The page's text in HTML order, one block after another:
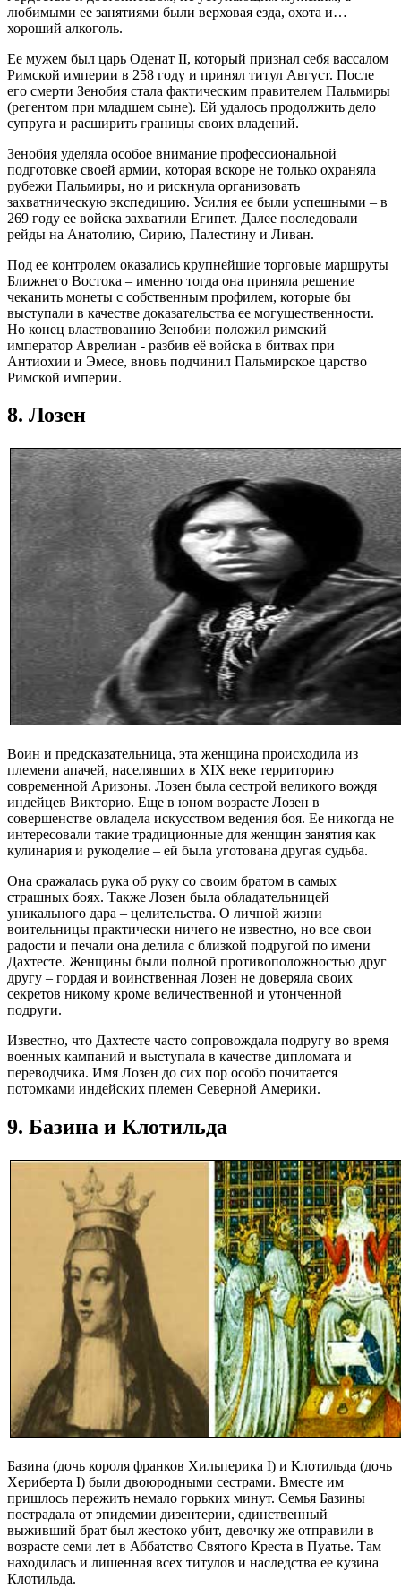
любимыми ее занятиями были верховая езда, охота и…
хороший алкоголь.
Ее мужем был царь Оденат II, который признал себя вассалом
Римской империи в 258 году и принял титул Август. После
его смерти Зенобия стала фактическим правителем Пальмиры
(регентом при младшем сыне). Ей удалось продолжить дело
супруга и расширить границы своих владений.
Зенобия уделяла особое внимание профессиональной
подготовке своей армии, которая вскоре не только охраняла
рубежи Пальмиры, но и рискнула организовать
захватническую экспедицию. Усилия ее были успешными – в
269 году ее войска захватили Египет. Далее последовали
рейды на Анатолию, Сирию, Палестину и Ливан.
Под ее контролем оказались крупнейшие торговые маршруты
Ближнего Востока – именно тогда она приняла решение
чеканить монеты с собственным профилем, которые бы
выступали в качестве доказательства ее могущественности.
Но конец властвованию Зенобии положил римский
император Аврелиан - разбив её войска в битвах при
Антиохии и Эмесе, вновь подчинил Пальмирское царство
Римской империи.
8. Лозен
Воин и предсказательница, эта женщина происходила из
племени апачей, населявших в ХІХ веке территорию
современной Аризоны. Лозен была сестрой великого вождя
индейцев Викторио. Еще в юном возрасте Лозен в
совершенстве овладела искусством ведения боя. Ее никогда не
интересовали такие традиционные для женщин занятия как
кулинария и рукоделие – ей была уготована другая судьба.
Она сражалась рука об руку со своим братом в самых
страшных боях. Также Лозен была обладательницей
уникального дара – целительства. О личной жизни
воительницы практически ничего не известно, но все свои
радости и печали она делила с близкой подругой по имени
Дахтесте. Женщины были полной противоположностью друг
другу – гордая и воинственная Лозен не доверяла своих
секретов никому кроме величественной и утонченной
подруги.
Известно, что Дахтесте часто сопровождала подругу во время
военных кампаний и выступала в качестве дипломата и
переводчика. Имя Лозен до сих пор особо почитается
потомками индейских племен Северной Америки.
9. Базина и Клотильда
Базина (дочь короля франков Хильперика І) и Клотильда (дочь
Хериберта I) были двоюродными сестрами. Вместе им
пришлось пережить немало горьких минут. Семья Базины
пострадала от эпидемии дизентерии, единственный
выживший брат был жестоко убит, девочку же отправили в
возрасте семи лет в Аббатство Святого Креста в Пуатье. Там
находилась и лишенная всех титулов и наследства ее кузина
Клотильда.